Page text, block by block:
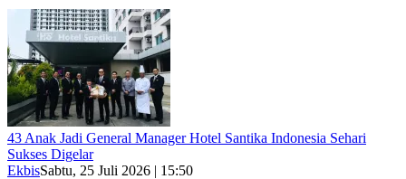
43 Anak Jadi General Manager Hotel Santika Indonesia Sehari
Sukses Digelar
EkbisSabtu, 25 Juli 2026 | 15:50